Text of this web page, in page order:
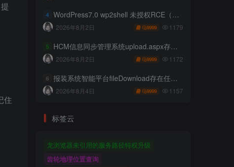
住
4 WordPress7.0 wp2shell 未授权RCE（CVE-2026-63030 CVE-2026-60137）
2026年8月2日 9999 1179
5 HCM信息同步管理系统upload.aspx存在任意文件上传
2026年8月2日 9999 1172
6 报装系统智能平台fileDownload存在任意文件读取
2026年8月4日 9999 1157
标签云
龙浏览器未引用的服务路径特权升级
齿轮地理位置查询